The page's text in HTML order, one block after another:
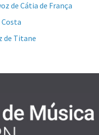
de Cátia de França
Costa
de Titane